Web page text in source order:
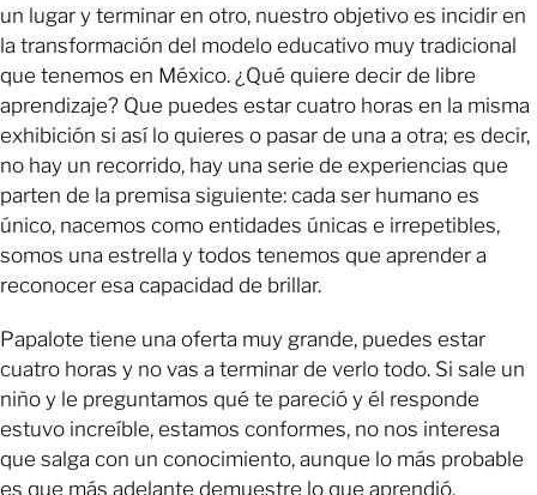
un lugar y terminar en otro, nuestro objetivo es incidir en
la transformación del modelo educativo muy tradicional
que tenemos en México. ¿Qué quiere decir de libre
aprendizaje? Que puedes estar cuatro horas en la misma
exhibición si así lo quieres o pasar de una a otra; es decir,
no hay un recorrido, hay una serie de experiencias que
parten de la premisa siguiente: cada ser humano es
único, nacemos como entidades únicas e irrepetibles,
somos una estrella y todos tenemos que aprender a
reconocer esa capacidad de brillar.
Papalote tiene una oferta muy grande, puedes estar
cuatro horas y no vas a terminar de verlo todo. Si sale un
niño y le preguntamos qué te pareció y él responde
estuvo increíble, estamos conformes, no nos interesa
que salga con un conocimiento, aunque lo más probable
es que más adelante demuestre lo que aprendió.